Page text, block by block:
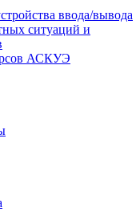
ввода/вывода
ситуаций и
АСКУЭ